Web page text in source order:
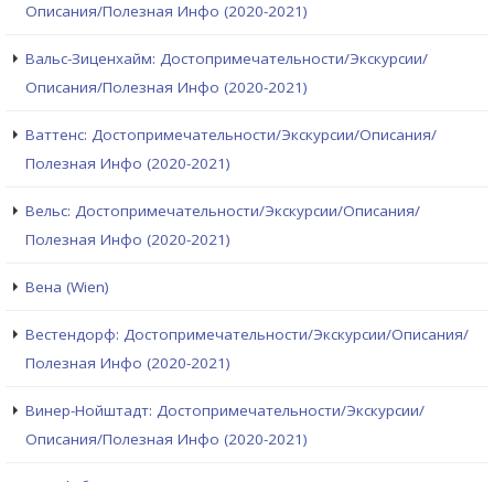
Описания/Полезная Инфо (2020-2021)
Вальс-Зиценхайм: Достопримечательности/Экскурсии/
Описания/Полезная Инфо (2020-2021)
Ваттенс: Достопримечательности/Экскурсии/Описания/
Полезная Инфо (2020-2021)
Вельс: Достопримечательности/Экскурсии/Описания/
Полезная Инфо (2020-2021)
Вена (Wien)
Вестендорф: Достопримечательности/Экскурсии/Описания/
Полезная Инфо (2020-2021)
Винер-Нойштадт: Достопримечательности/Экскурсии/
Описания/Полезная Инфо (2020-2021)